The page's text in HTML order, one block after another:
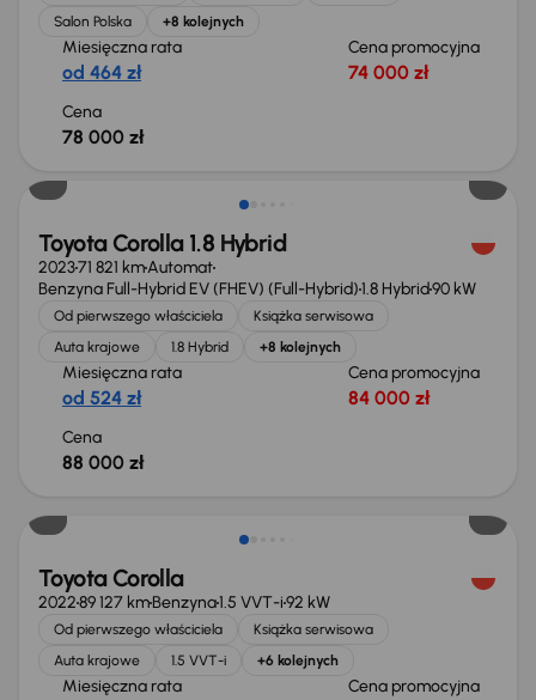
Salon Polska
+8 kolejnych
Miesięczna rata
od 464 zł
Cena promocyjna
74 000 zł
Cena
78 000 zł
Możliwość odliczenia VAT
Toyota Corolla 1.8 Hybrid
202371 821 kmAutomat
Benzyna Full-Hybrid EV (FHEV) (Full-Hybrid)1.8 Hybrid90 kW
Od pierwszego właściciela
Książka serwisowa
Auta krajowe
1.8 Hybrid +8 kolejnych
Miesięczna rata
od 524 zł
Cena promocyjna
84 000 zł
Cena
88 000 zł
Toyota Corolla
202289 127 kmBenzyna1.5 VVT-i92 kW
Od pierwszego właściciela
Książka serwisowa
Auta krajowe
1.5 VVT-i +6 kolejnych
Miesięczna rata Cena promocyjna